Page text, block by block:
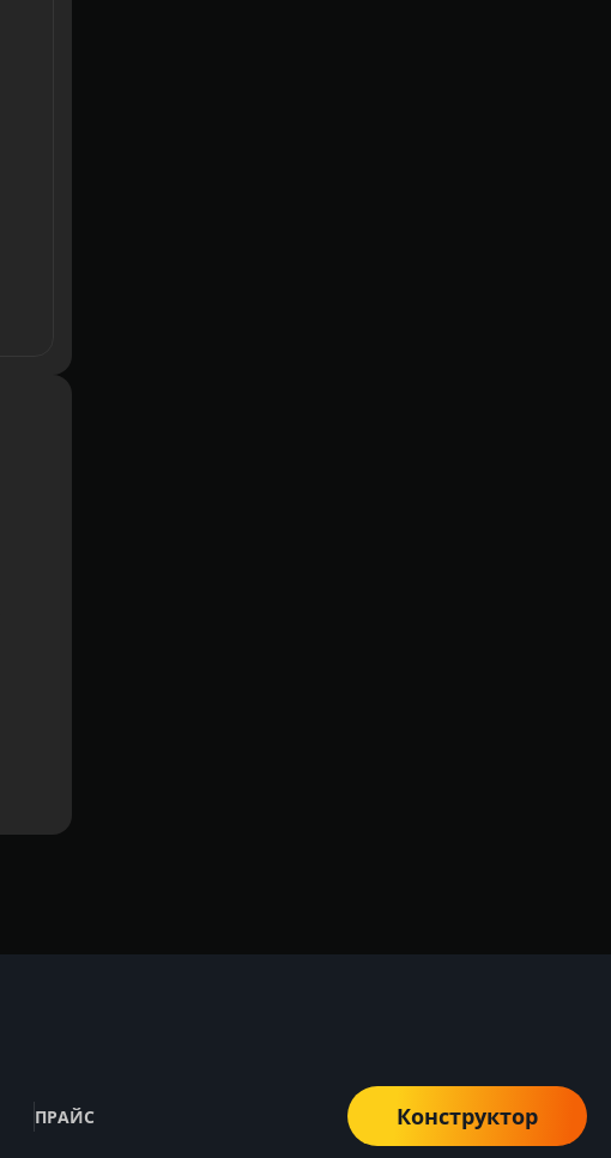
ПРАЙС Конструктор